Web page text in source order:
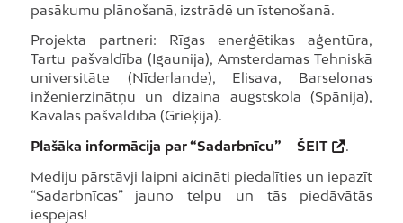
pasākumu plānošanā, izstrādē un īstenošanā.
Projekta partneri: Rīgas enerģētikas aģentūra,
Tartu pašvaldība (Igaunija), Amsterdamas Tehniskā
universitāte (Nīderlande), Elisava, Barselonas
inženierzinātņu un dizaina augstskola (Spānija),
Kavalas pašvaldība (Grieķija).
Plašāka informācija par “Sadarbnīcu” – ŠEIT
.
Mediju pārstāvji laipni aicināti piedalīties un iepazīt
“Sadarbnīcas” jauno telpu un tās piedāvātās
iespējas!